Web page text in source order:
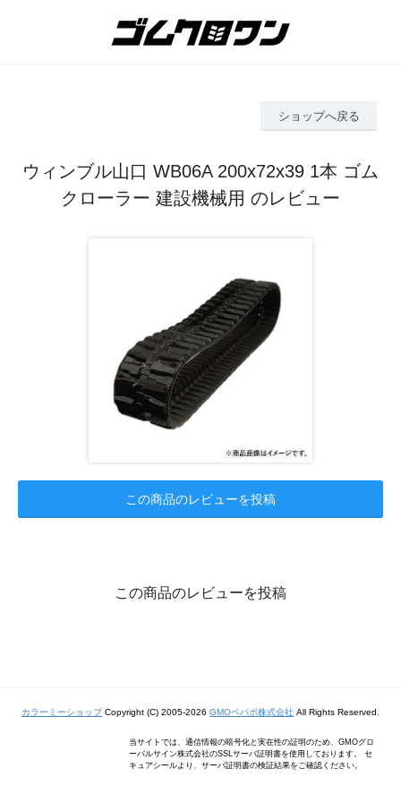
ショップへ戻る
ウィンブル山口 WB06A 200x72x39 1本 ゴム
クローラー 建設機械用 のレビュー
この商品のレビューを投稿
この商品のレビューを投稿
カラーミーショップCopyright (C) 2005-2026 GMOペパボ株式会社 All Rights Reserved.
当サイトでは、通信情報の暗号化と実在性の証明のため、GMOグロ
ーバルサイン株式会社のSSLサーバ証明書を使用しております。 セ
キュアシールより、サーバ証明書の検証結果をご確認ください。